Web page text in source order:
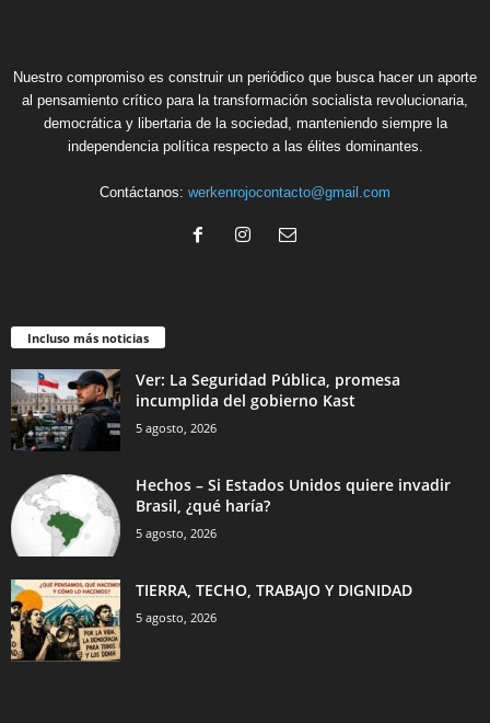
Nuestro compromiso es construir un periódico que busca hacer un aporte
al pensamiento crítico para la transformación socialista revolucionaria,
democrática y libertaria de la sociedad, manteniendo siempre la
independencia política respecto a las élites dominantes.
Contáctanos: werkenrojocontacto@gmail.com
Incluso más noticias
Ver: La Seguridad Pública, promesa
incumplida del gobierno Kast
5 agosto, 2026
Hechos – Si Estados Unidos quiere invadir
Brasil, ¿qué haría?
5 agosto, 2026
TIERRA, TECHO, TRABAJO Y DIGNIDAD
5 agosto, 2026